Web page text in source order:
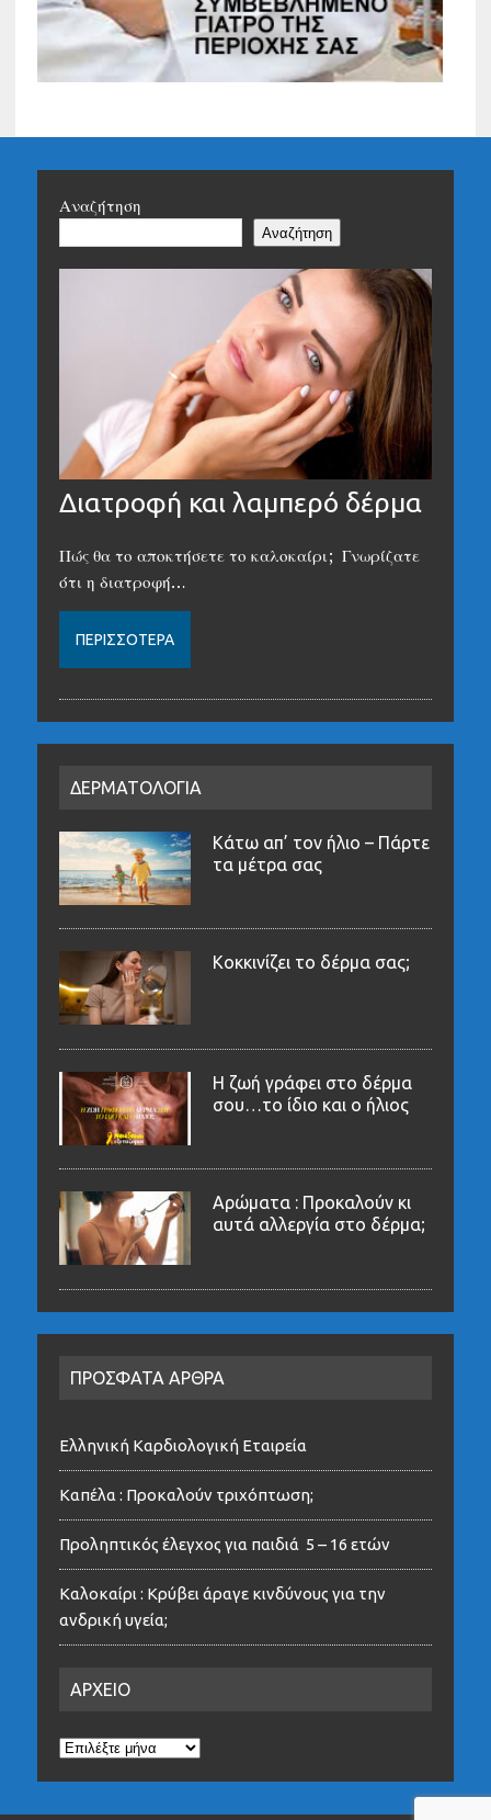
Αναζήτηση
Αναζήτηση
Διατροφή και λαμπερό δέρμα
Πώς θα το αποκτήσετε το καλοκαίρι; Γνωρίζατε
ότι η διατροφή…
ΠΕΡΙΣΣΌΤΕΡΑ
ΔΕΡΜΑΤΟΛΟΓΙΑ
Κάτω απ’ τον ήλιο – Πάρτε
τα μέτρα σας
Κοκκινίζει το δέρμα σας;
Η ζωή γράφει στο δέρμα
σου…το ίδιο και ο ήλιος
Αρώματα : Προκαλούν κι
αυτά αλλεργία στο δέρμα;
ΠΡΟΣΦΑΤΑ ΑΡΘΡΑ
Ελληνική Καρδιολογική Εταιρεία
Καπέλα : Προκαλούν τριχόπτωση;
Προληπτικός έλεγχος για παιδιά 5 – 16 ετών
Καλοκαίρι : Κρύβει άραγε κινδύνους για την
ανδρική υγεία;
ΑΡΧΕΙΟ
ΑΡΧΕΙΟ